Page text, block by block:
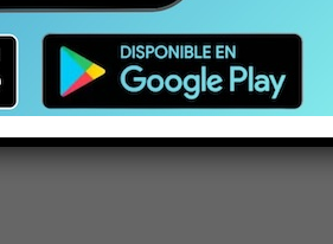
a los que
lo que realmente importa
Que este 2022 nos haga